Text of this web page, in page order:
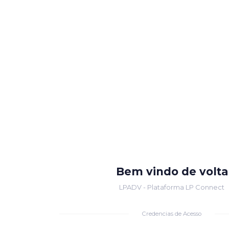
Bem vindo de volta
LPADV - Plataforma LP Connect
Credencias de Acesso